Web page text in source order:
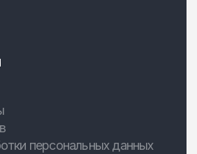
персональных данных